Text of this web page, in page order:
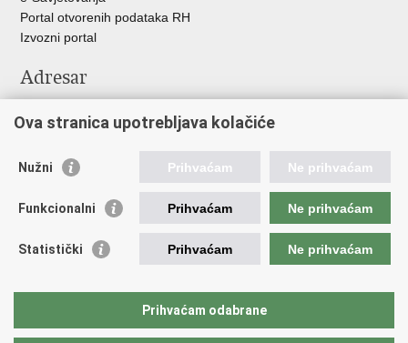
Portal otvorenih podataka RH
Izvozni portal
Adresar
Adresar tijela javne vlasti
Popis dužnosnika u RH
Važne poveznice
Agencija za lijekove i medicinske proizvode
Hrvatski zavod za javno zdravstvo
Hrvatski zavod za hitnu medicinu
Ova stranica upotrebljava kolačiće
Nužni Prihvaćam Ne prihvaćam
Funkcionalni Prihvaćam Ne prihvaćam
Statistički Prihvaćam Ne prihvaćam
Prihvaćam odabrane